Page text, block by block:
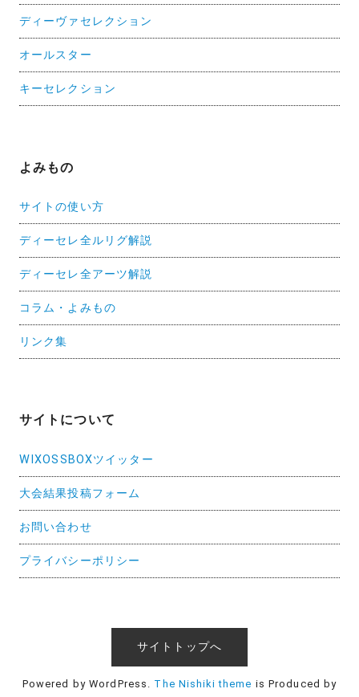
ディーヴァセレクション
オールスター
キーセレクション
よみもの
サイトの使い方
ディーセレ全ルリグ解説
ディーセレ全アーツ解説
コラム・よみもの
リンク集
サイトについて
WIXOSSBOXツイッター
大会結果投稿フォーム
お問い合わせ
プライバシーポリシー
サイトトップへ
Powered by WordPress. The Nishiki theme is Produced by